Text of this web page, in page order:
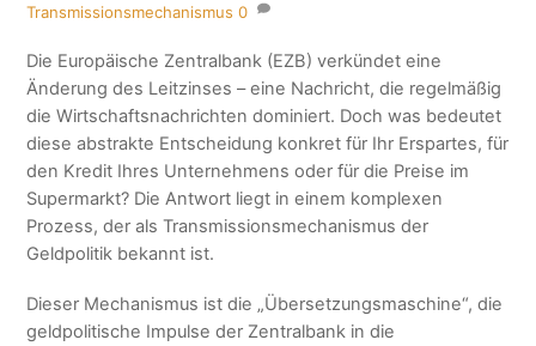
Transmissionsmechanismus 0
Die Europäische Zentralbank (EZB) verkündet eine
Änderung des Leitzinses – eine Nachricht, die regelmäßig
die Wirtschaftsnachrichten dominiert. Doch was bedeutet
diese abstrakte Entscheidung konkret für Ihr Erspartes, für
den Kredit Ihres Unternehmens oder für die Preise im
Supermarkt? Die Antwort liegt in einem komplexen
Prozess, der als Transmissionsmechanismus der
Geldpolitik bekannt ist.
Dieser Mechanismus ist die „Übersetzungsmaschine“, die
geldpolitische Impulse der Zentralbank in die